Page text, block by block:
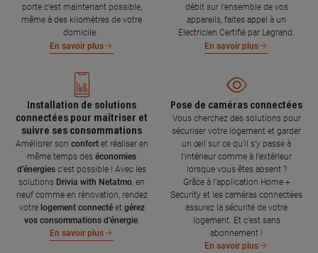
porte c’est maintenant possible,
même à des kilomètres de votre
domicile.
En savoir plus
débit sur l’ensemble de vos
appareils, faites appel à un
Electricien Certifié par Legrand.
En savoir plus
Installation de solutions
connectées pour maîtriser et
suivre ses consommations
Améliorer son confort et réaliser en
même temps des économies
d’énergies c’est possible ! Avec les
solutions Drivia with Netatmo , en
neuf comme en rénovation, rendez
votre logement connecté et gérez
vos consommations d’énergie.
En savoir plus
Pose de caméras connectées
Vous cherchez des solutions pour
sécuriser votre logement et garder
un œil sur ce qu’il s’y passe à
l’intérieur comme à l’extérieur
lorsque vous êtes absent ?
Grâce à l'application Home +
Security et les caméras connectées
assurez la sécurité de votre
logement. Et c'est sans
abonnement !
En savoir plus